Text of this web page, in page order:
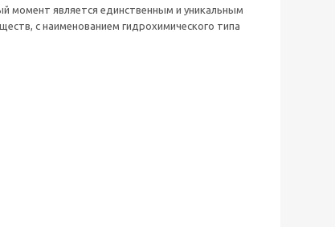
момент является единственным и уникальным
с наименованием гидрохимического типа